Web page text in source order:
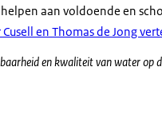
aan voldoende en
en Thomas de Jong
en kwaliteit van water op